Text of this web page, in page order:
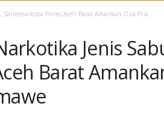
Polres Aceh Barat Amankan Dua Pria...
Jenis
Barat